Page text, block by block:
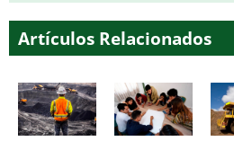
Artículos Relacionados